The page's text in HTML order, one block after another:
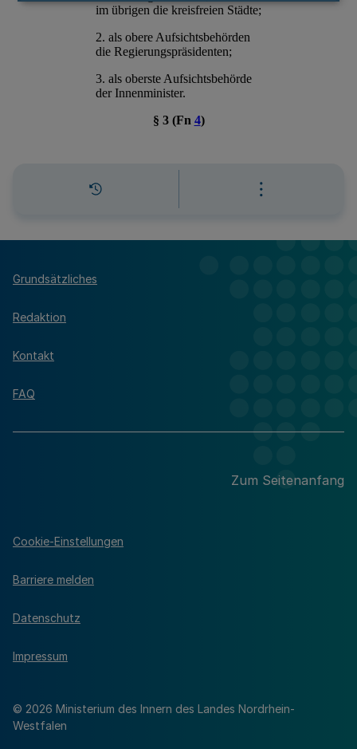
Grundsätzliches
Redaktion
Kontakt
FAQ
Zum Seitenanfang
© 2026 Ministerium des Innern des Landes Nordrhein-
Westfalen
Cookie-Einstellungen
Barriere melden
Datenschutz
Impressum